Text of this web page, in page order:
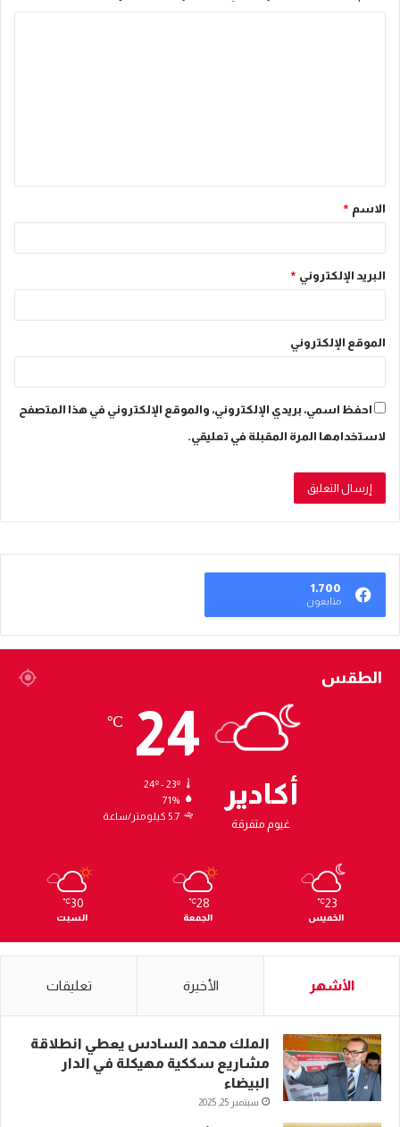
ق
*
الاسم *
البريد الإلكتروني *
الموقع الإلكتروني
احفظ اسمي، بريدي الإلكتروني، والموقع الإلكتروني في هذا المتصفح
لاستخدامها المرة المقبلة في تعليقي.
1٬700
متابعون
الطقس
أكادير
غيوم متفرقة
24
℃
24º - 23º
71%
5.7 كيلومتر/ساعة
23
℃
الخميس
28
℃
الجمعة
30
℃
السبت
الأشهر الأخيرة تعليقات
الملك محمد السادس يعطي انطلاقة
مشاريع سككية مهيكلة في الدار
البيضاء
سبتمبر 25, 2025